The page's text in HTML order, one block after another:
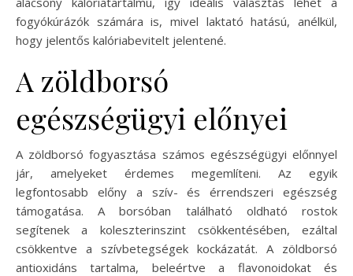
fogyókúrázók számára is, mivel laktató hatású, anélkül,
hogy jelentős kalóriabevitelt jelentené.
A zöldborsó
egészségügyi előnyei
A zöldborsó fogyasztása számos egészségügyi előnnyel
jár, amelyeket érdemes megemlíteni. Az egyik
legfontosabb előny a szív- és érrendszeri egészség
támogatása. A borsóban található oldható rostok
segítenek a koleszterinszint csökkentésében, ezáltal
csökkentve a szívbetegségek kockázatát. A zöldborsó
antioxidáns tartalma, beleértve a flavonoidokat és